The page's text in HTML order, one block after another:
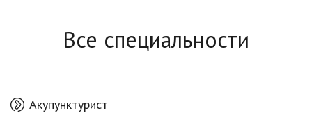
Все специальности
Акупунктурист